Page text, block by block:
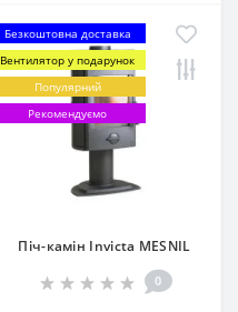
Безкоштовна доставка
Вентилятор у подарунок
Популярний
Рекомендуємо
Піч-камін Invicta MESNIL
0